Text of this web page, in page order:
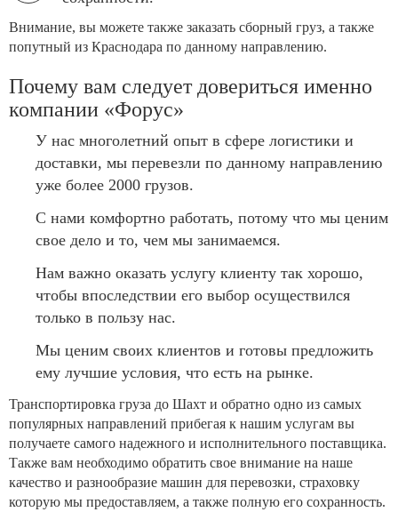
Внимание, вы можете также заказать сборный груз, а также
попутный из Краснодара по данному направлению.
Почему вам следует довериться именно
компании «Форус»
У нас многолетний опыт в сфере логистики и
доставки, мы перевезли по данному направлению
уже более 2000 грузов.
С нами комфортно работать, потому что мы ценим
свое дело и то, чем мы занимаемся.
Нам важно оказать услугу клиенту так хорошо,
чтобы впоследствии его выбор осуществился
только в пользу нас.
Мы ценим своих клиентов и готовы предложить
ему лучшие условия, что есть на рынке.
Транспортировка груза до Шахт и обратно одно из самых
популярных направлений прибегая к нашим услугам вы
получаете самого надежного и исполнительного поставщика.
Также вам необходимо обратить свое внимание на наше
качество и разнообразие машин для перевозки, страховку
которую мы предоставляем, а также полную его сохранность.